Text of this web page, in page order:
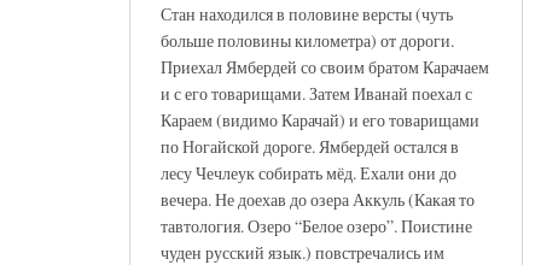
Стан находился в половине версты (чуть
больше половины километра) от дороги.
Приехал Ямбердей со своим братом Карачаем
и с его товарищами. Затем Иванай поехал с
Караем (видимо Карачай) и его товарищами
по Ногайской дороге. Ямбердей остался в
лесу Чечлеук собирать мёд. Ехали они до
вечера. Не доехав до озера Аккуль (Какая то
тавтология. Озеро “Белое озеро”. Поистине
чуден русский язык.) повстречались им